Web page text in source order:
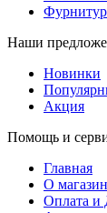
Наши
Новинки
Акция
Помощь и
Главная
О
Оплата и